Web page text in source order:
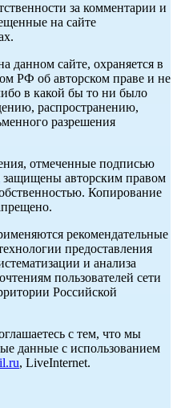
за комментарии и
на сайте
данном сайте, охраняется в
РФ об авторском праве и не
в какой бы то ни было
распространению,
разрешения
отмеченные подписью
защищены авторским правом
Копирование
рекомендательные
предоставления
и анализа
пользователей сети
Российской
с тем, что мы
данные с использованием
, LiveInternet.